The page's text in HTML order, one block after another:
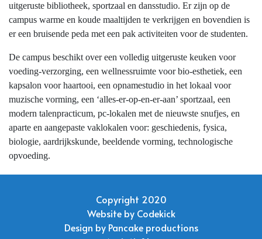
uitgeruste bibliotheek, sportzaal en dansstudio. Er zijn op de
campus warme en koude maaltijden te verkrijgen en bovendien is
er een bruisende peda met een pak activiteiten voor de studenten.
De campus beschikt over een volledig uitgeruste keuken voor
voeding-verzorging, een wellnessruimte voor bio-esthetiek, een
kapsalon voor haartooi, een opnamestudio in het lokaal voor
muzische vorming, een ‘alles-er-op-en-er-aan’ sportzaal, een
modern talenpracticum, pc-lokalen met de nieuwste snufjes, en
aparte en aangepaste vaklokalen voor: geschiedenis, fysica,
biologie, aardrijkskunde, beeldende vorming, technologische
opvoeding.
Copyright 2020
Website by Codekick
Design by Pancake productions